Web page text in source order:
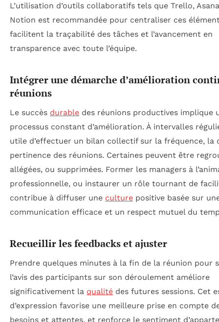
L’utilisation d’outils collaboratifs tels que Trello,
Notion est recommandée pour centraliser ces
facilitent la traçabilité des tâches et l’avancement en
transparence avec toute l’équipe.
Intégrer une démarche d’amélioration
réunions
Le succès durable des réunions productives implique
processus constant d’amélioration. À intervalles
utile d’effectuer un bilan collectif sur la fréquence, la
pertinence des réunions. Certaines peuvent être
allégées, ou supprimées. Former les managers à
professionnelle, ou instaurer un rôle tournant de
contribue à diffuser une culture positive basée sur
communication efficace et un respect mutuel du
Recueillir les feedbacks et ajuster
Prendre quelques minutes à la fin de la réunion pour
l’avis des participants sur son déroulement améliore
significativement la qualité des futures sessions. Cet
d’expression favorise une meilleure prise en compte
besoins et attentes, et renforce le sentiment